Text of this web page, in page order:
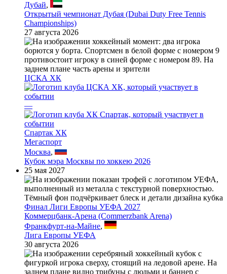
Дубай,
Открытый чемпионат Дубая (Dubai Duty Free Tennis
Championships)
27 августа 2026
ЦСКА ХК
—
Спартак ХК
Мегаспорт
Москва,
Кубок мэра Москвы по хоккею 2026
25 мая 2027
Финал Лиги Европы УЕФА 2027
Коммерцбанк-Арена (Commerzbank Arena)
Франкфурт-на-Майне,
Лига Европы УЕФА
30 августа 2026